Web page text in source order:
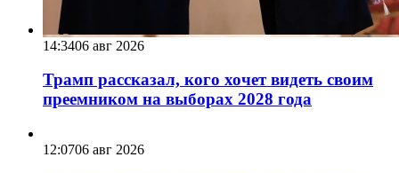
14:3406 авг 2026
Трамп рассказал, кого хочет видеть своим
преемником на выборах 2028 года
12:0706 авг 2026